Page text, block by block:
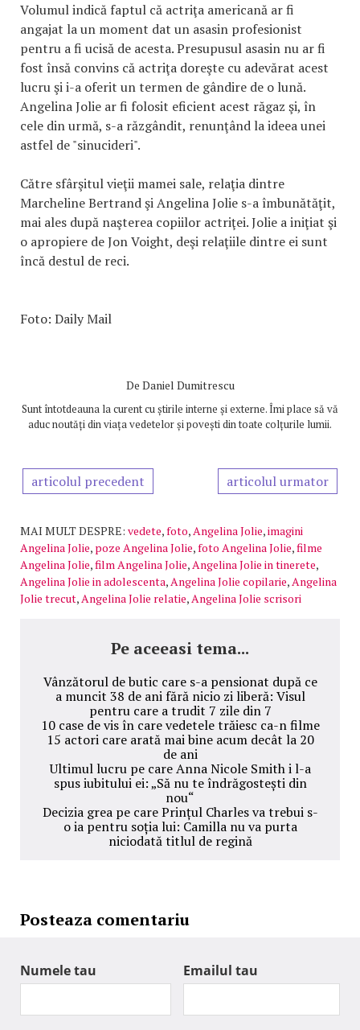
Volumul indică faptul că actriţa americană ar fi
angajat la un moment dat un asasin profesionist
pentru a fi ucisă de acesta. Presupusul asasin nu ar fi
fost însă convins că actriţa doreşte cu adevărat acest
lucru şi i-a oferit un termen de gândire de o lună.
Angelina Jolie ar fi folosit eficient acest răgaz şi, în
cele din urmă, s-a răzgândit, renunţând la ideea unei
astfel de "sinucideri".
Către sfârşitul vieţii mamei sale, relaţia dintre
Marcheline Bertrand şi Angelina Jolie s-a îmbunătăţit,
mai ales după naşterea copiilor actriţei. Jolie a iniţiat şi
o apropiere de Jon Voight, deşi relaţiile dintre ei sunt
încă destul de reci.
Foto: Daily Mail
De Daniel Dumitrescu
Sunt întotdeauna la curent cu știrile interne și externe. Îmi place să vă
aduc noutăți din viața vedetelor și povești din toate colțurile lumii.
articolul precedent articolul urmator
MAI MULT DESPRE: vedete,foto,Angelina Jolie,imagini
Angelina Jolie, poze Angelina Jolie,foto Angelina Jolie,filme
Angelina Jolie,film Angelina Jolie,Angelina Jolie in tinerete,
Angelina Jolie in adolescenta,Angelina Jolie copilarie,Angelina
Jolie trecut,Angelina Jolie relatie,Angelina Jolie scrisori
Pe aceeasi tema...
Vânzătorul de butic care s-a pensionat după ce
a muncit 38 de ani fără nicio zi liberă: Visul
pentru care a trudit 7 zile din 7
10 case de vis în care vedetele trăiesc ca-n filme
15 actori care arată mai bine acum decât la 20
de ani
Ultimul lucru pe care Anna Nicole Smith i l-a
spus iubitului ei: „Să nu te îndrăgostești din
nou“
Decizia grea pe care Prințul Charles va trebui s-
o ia pentru soția lui: Camilla nu va purta
niciodată titlul de regină
Posteaza comentariu
Numele tau Emailul tau